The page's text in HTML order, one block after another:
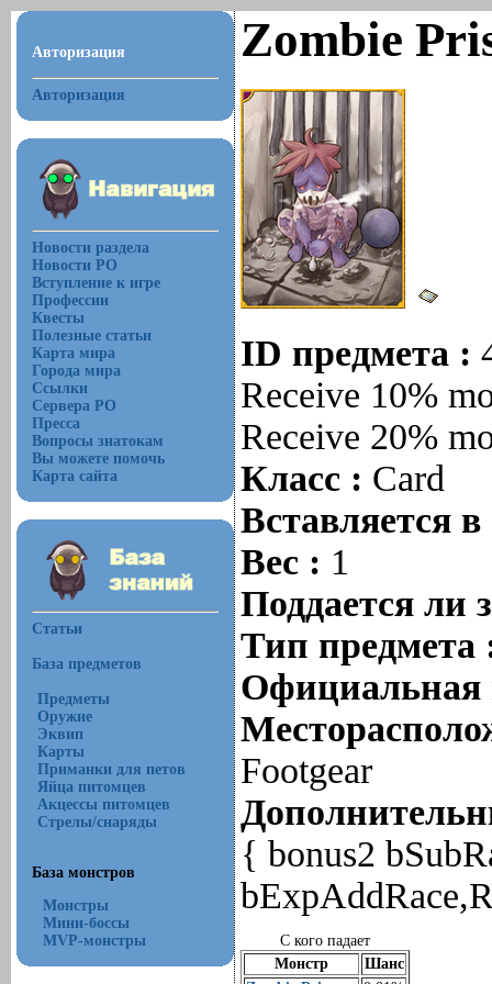
Авторизация
Авторизация
Новости раздела
Новости РО
Вступление к игре
Профессии
Квесты
Полезные статьи
Карта мира
Города мира
Ссылки
Сервера РО
Пресса
Вопросы знатокам
Вы можете помочь
Карта сайта
Статьи
База предметов
Предметы
Оружие
Эквип
Карты
Приманки для петов
Яйца питомцев
Акцессы питомцев
Стрелы/снаряды
База монстров
Монстры
Мини-боссы
MVP-монстры
Zombie
ID предмета :
Receive 10%
Receive 20%
Класс : Card
Вставляется
Вес : 1
Поддается ли
Тип
Footgear
{ bonus2
С кого падает
Монстр
Шанс